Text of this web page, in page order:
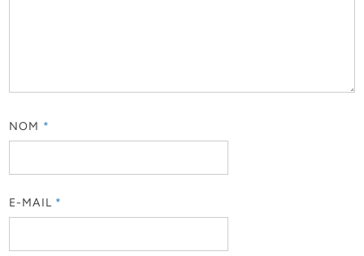
NOM *
E-MAIL *